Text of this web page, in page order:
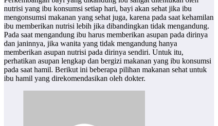
nutrisi yang ibu konsumsi setiap hari, bayi akan sehat jika ibu
mengonsumsi makanan yang sehat juga, karena pada saat kehamilan
ibu memberikan nutrisi lebih jika dibandingkan tidak mengandung.
Pada saat mengandung ibu harus memberikan asupan pada dirinya
dan janinnya, jika wanita yang tidak mengandung hanya
memberikan asupan nutrisi pada dirinya sendiri. Untuk itu,
perhatikan asupan lengkap dan bergizi makanan yang ibu konsumsi
pada saat hamil. Berikut ini beberapa pilihan makanan sehat untuk
ibu hamil yang direkomendasikan oleh dokter.